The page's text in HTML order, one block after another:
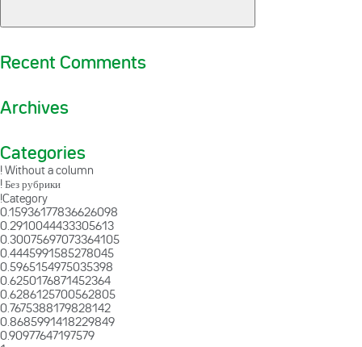
Recent Comments
Archives
Categories
! Without a column
! Без рубрики
!Category
0.15936177836626098
0.2910044433305613
0.30075697073364105
0.4445991585278045
0.5965154975035398
0.6250176871452364
0.6286125700562805
0.7675388179828142
0.8685991418229849
0.90977647197579